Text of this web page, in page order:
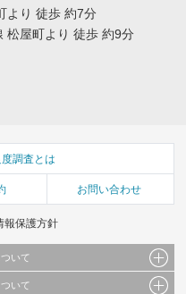
より 徒歩 約7分
松屋町より 徒歩 約9分
調査とは
お問い合わせ
報保護方針
いて
ラスト、画像データ等）及びこれらの配
いて